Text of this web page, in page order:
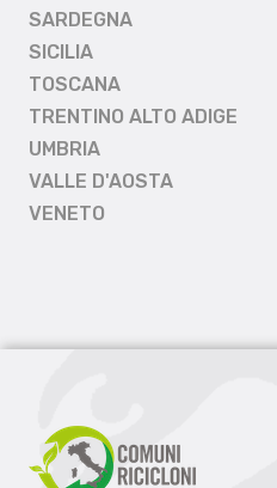
SARDEGNA
SICILIA
TOSCANA
TRENTINO ALTO ADIGE
UMBRIA
VALLE D'AOSTA
VENETO